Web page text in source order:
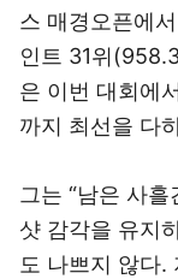
스 매경오픈에
인트 31위
은 이번 대회에
까지 최선을 다
그는 “남은 사
샷 감각을 유지
도 나쁘지 않다.